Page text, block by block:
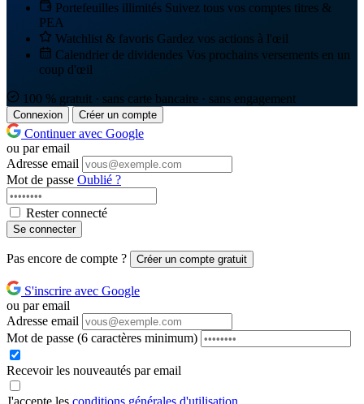
Portefeuilles illimités Suivez tous vos comptes titres &
PEA
Watchlist & favoris Gardez vos actions à l'œil
Calendrier de dividendes Vos prochains versements en un
coup d'œil
100 % gratuit · sans carte bancaire · sans engagement
Connexion Créer un compte
Continuer avec Google
ou par email
Adresse email
Mot de passe Oublié ?
Rester connecté
Se connecter
Pas encore de compte ? Créer un compte gratuit
S'inscrire avec Google
ou par email
Adresse email
Mot de passe (6 caractères minimum)
Recevoir les nouveautés par email